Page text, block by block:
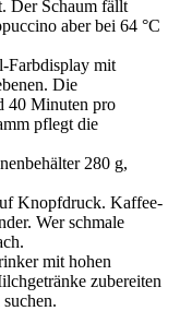
Der Schaum fällt
aber bei 64 °C
Farbdisplay mit
Die
40 Minuten pro
pflegt die
280 g,
Knopfdruck. Kaffee-
Wer schmale
mit hohen
zubereiten